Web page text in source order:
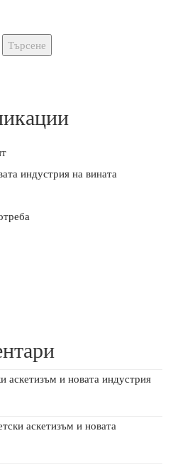
Търсене
индустрия на вината
аскетизъм и новата индустрия
аскетизъм и новата